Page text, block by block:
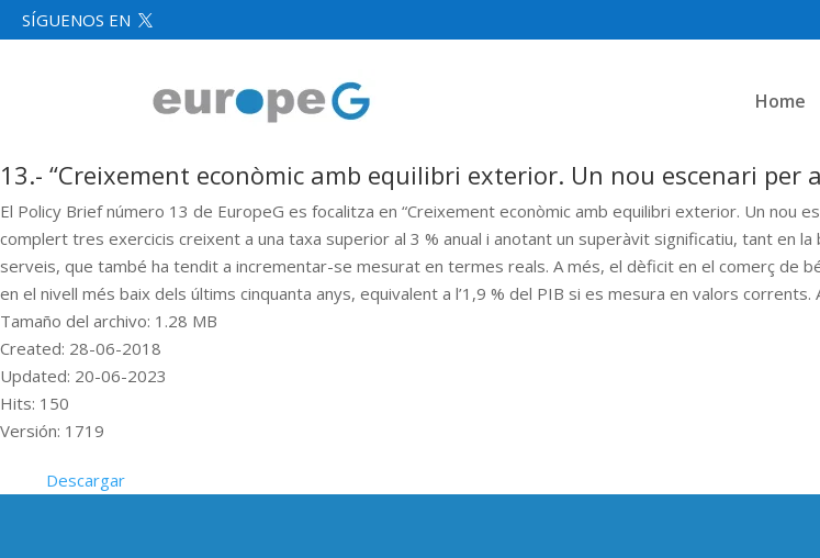
SÍGUENOS EN 
Home
13.- “Creixement econòmic amb equilibri exterior. Un nou escenari per
El Policy Brief número 13 de EuropeG es focalitza en “Creixement econòmic amb equilibri exterior. Un nou
complert tres exercicis creixent a una taxa superior al 3 % anual i anotant un superàvit significatiu, tant en
serveis, que també ha tendit a incrementar-se mesurat en termes reals. A més, el dèficit en el comerç de
en el nivell més baix dels últims cinquanta anys, equivalent a l’1,9 % del PIB si es mesura en valors corrents.
Tamaño del archivo: 1.28 MB
Created: 28-06-2018
Updated: 20-06-2023
Hits: 150
Versión: 1719
Descargar